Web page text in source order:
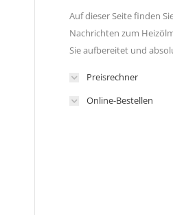
Auf dieser Seite finden
Nachrichten zum
Sie aufbereitet und
Preisrechner
Online-Bestellen